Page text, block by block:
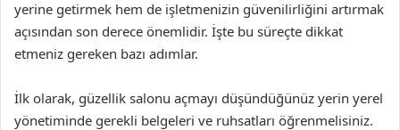
yerine getirmek hem de işletmenizin güvenilirliğini artırmak
açısından son derece önemlidir. İşte bu süreçte dikkat
etmeniz gereken bazı adımlar.
İlk olarak, güzellik salonu açmayı düşündüğünüz yerin yerel
yönetiminde gerekli belgeleri ve ruhsatları öğrenmelisiniz.